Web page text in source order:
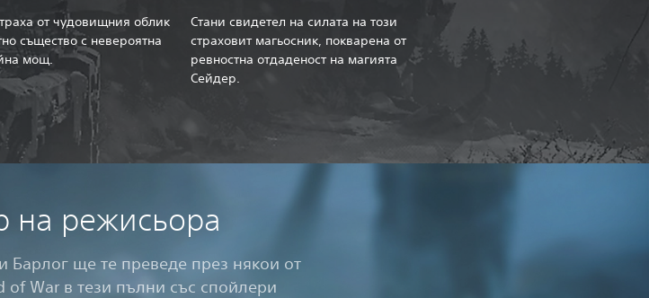
от чудовищния облик
същество с невероятна
мощ.
Стани свидетел на силата на този
страховит магьосник, покварена от
ревностна отдаденост на магията
Сейдер.
на режисьора
Барлог ще те преведе през някои от
of War в тези пълни със спойлери